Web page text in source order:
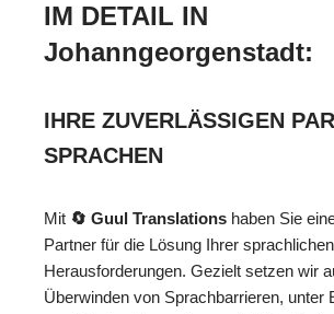
IM DETAIL IN
Johanngeorgenstadt:
IHRE ZUVERLÄSSIGEN
SPRACHEN
Mit 🔄 Guul Translations haben Sie
Partner für die Lösung Ihrer sprachlichen
Herausforderungen. Gezielt setzen wir
Überwinden von Sprachbarrieren, unter